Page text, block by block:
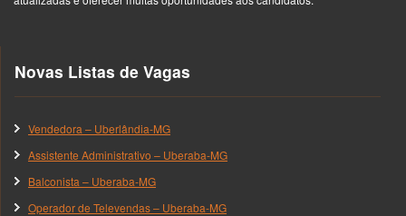
Novas Listas de Vagas
Vendedora – Uberlândia-MG
Assistente Administrativo – Uberaba-MG
Balconista – Uberaba-MG
Operador de Televendas – Uberaba-MG